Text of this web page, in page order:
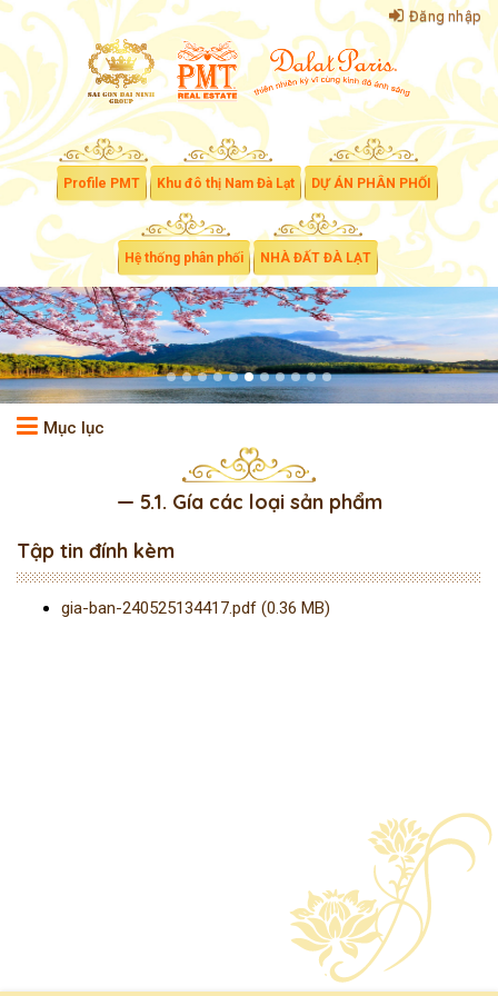
Đăng nhập
Profile PMT Khu đô thị Nam Đà Lạt DỰ ÁN PHÂN PHỐI
Hệ thống phân phối NHÀ ĐẤT ĐÀ LẠT
Mục lục
— 5.1. Gía các loại sản phẩm
Tập tin đính kèm
gia-ban-240525134417.pdf (0.36 MB)